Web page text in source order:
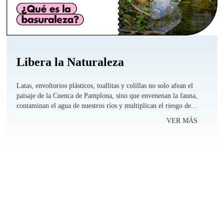
Libera la Naturaleza
Latas, envoltorios plásticos, toallitas y colillas no solo afean el
paisaje de la Cuenca de Pamplona, sino que envenenan la fauna,
contaminan el agua de nuestros ríos y multiplican el riesgo de...
VER MÁS